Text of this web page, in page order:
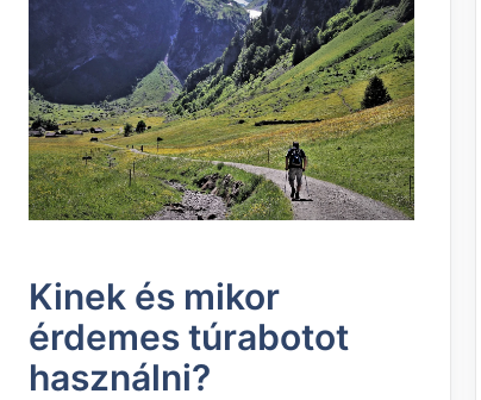
Kinek és mikor
érdemes túrabotot
használni?